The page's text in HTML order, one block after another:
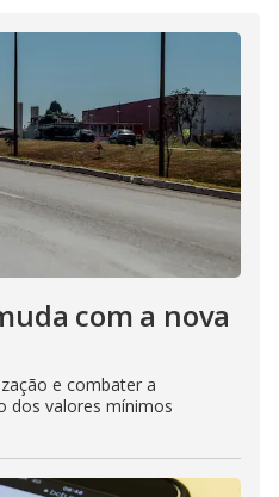
com a nova
e combater a
dos valores mínimos